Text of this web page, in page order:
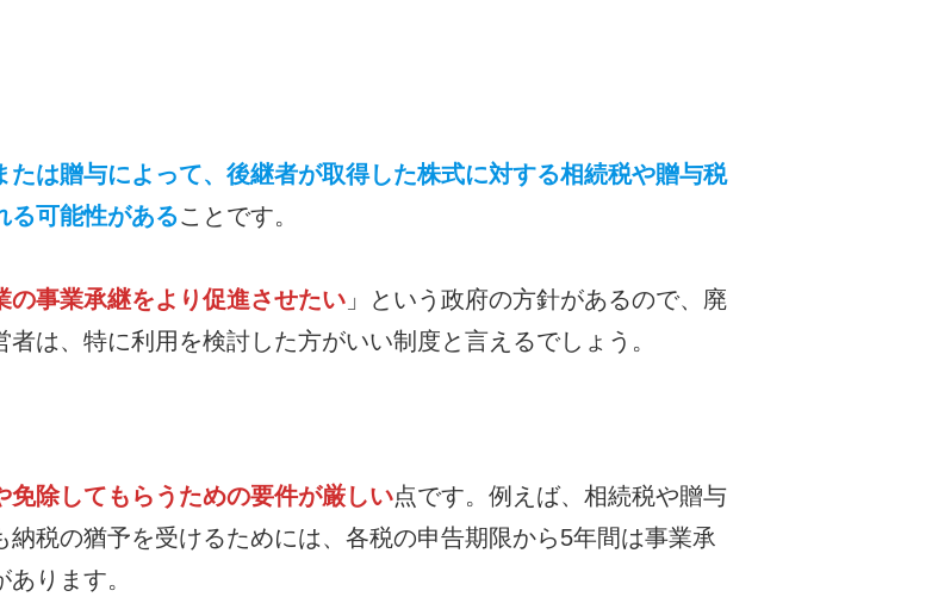
たは贈与によって、後継者が取得した株式に対する相続税や贈与税
る可能性があることです。
の事業承継をより促進させたい 」という政府の方針があるので、廃
は、特に利用を検討した方がいい制度と言えるでしょう。
免除してもらうための要件が厳しい点です。例えば、相続税や贈与
税の猶予を受けるためには、各税の申告期限から5年間は事業承
ります。